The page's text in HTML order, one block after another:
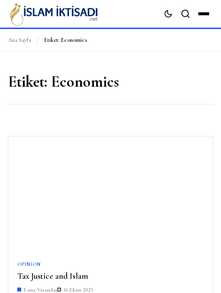
Ana Sayfa / Etiket: Economics
Etiket: Economics
OPINION
Tax Justice and Islam
Esma Vatandaş 16 Ekim 2025